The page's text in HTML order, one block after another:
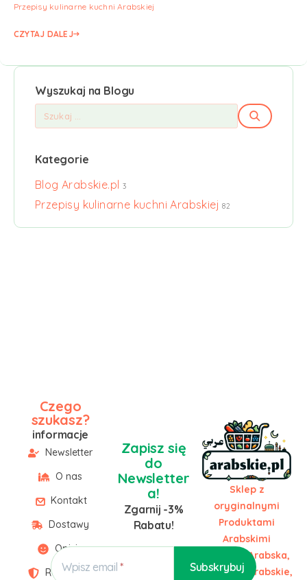
Przepisy kulinarne kuchni Arabskiej
CZYTAJ DALEJ
Wyszukaj na Blogu
Kategorie
Blog Arabskie.pl 3
Przepisy kulinarne kuchni Arabskiej 82
Czego
szukasz?
informacje
Newsletter
O nas
Kontakt
Dostawy
Opinie
Regulamin
Sklep z
oryginalnymi
Produktami
Arabskimi
Żywność Arabska,
Słodycze Arabskie,
Zapisz się
do
Newsletter
a!
Zgarnij -3%
Rabatu!
Wpisz email